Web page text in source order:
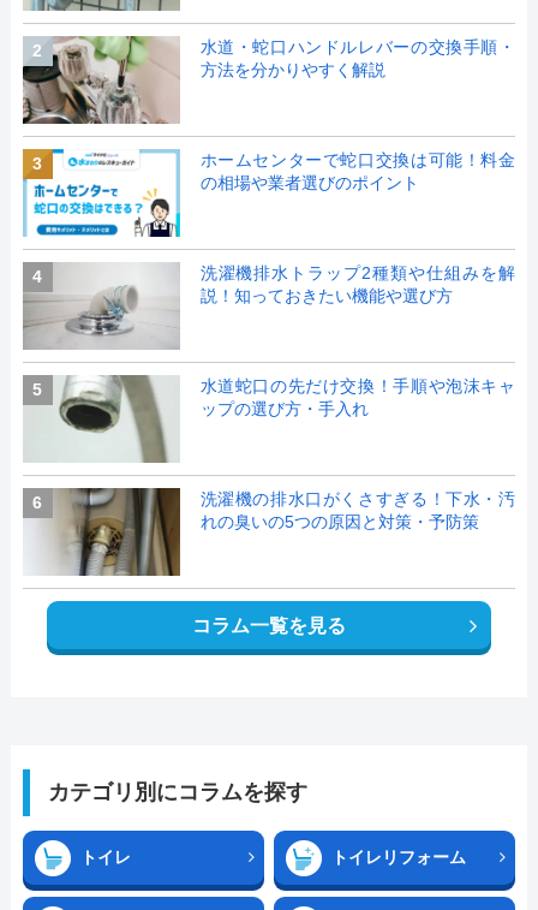
2
水道・蛇口ハンドルレバーの交換手順・
方法を分かりやすく解説
3
ホームセンターで蛇口交換は可能！料金
の相場や業者選びのポイント
4
洗濯機排水トラップ2種類や仕組みを解
説！知っておきたい機能や選び方
5
水道蛇口の先だけ交換！手順や泡沫キャ
ップの選び方・手入れ
6
洗濯機の排水口がくさすぎる！下水・汚
れの臭いの5つの原因と対策・予防策
コラム一覧を見る
カテゴリ別にコラムを探す
トイレ トイレリフォーム